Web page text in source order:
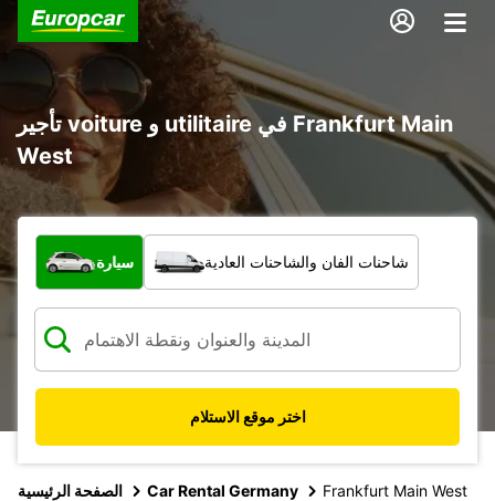
تأجير voiture و utilitaire في Frankfurt Main
West
ما نوع المركبة؟
سيارة شاحنات الفان والشاحنات العادية
اختر موقع الاستلام
الصفحة الرئيسية Car Rental Germany Frankfurt Main West